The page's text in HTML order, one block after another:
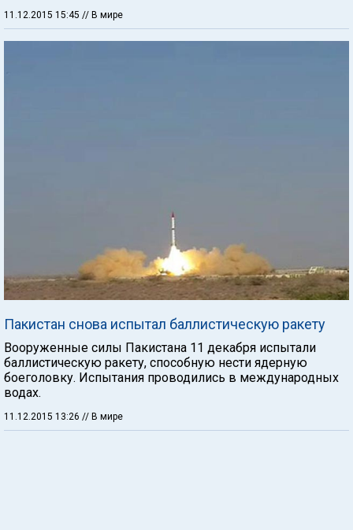
11.12.2015 15:45 // В мире
Пакистан снова испытал баллистическую ракету
Вооруженные силы Пакистана 11 декабря испытали
баллистическую ракету, способную нести ядерную
боеголовку. Испытания проводились в международных
водах.
11.12.2015 13:26 // В мире